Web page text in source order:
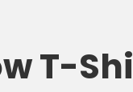
T-